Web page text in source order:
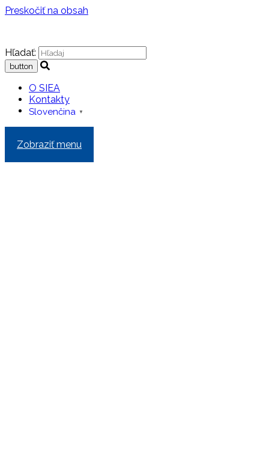
Preskočiť na obsah
Hľadať:
O SIEA
Kontakty
Slovenčina ▼
Zobraziť menu